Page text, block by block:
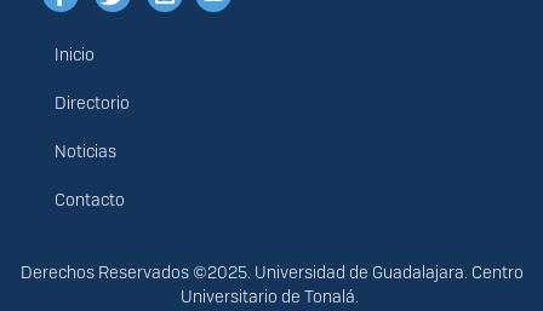
Menú
principal
Inicio
Directorio
Noticias
Contacto
Derechos
Derechos Reservados ©2025. Universidad de Guadalajara. Centro
Universitario de Tonalá.